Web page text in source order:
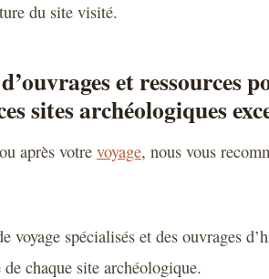
du site visité.
et ressources
sites archéologiques
après votre voyage, nous vous
voyage spécialisés et des ouvrages
chaque site archéologique.